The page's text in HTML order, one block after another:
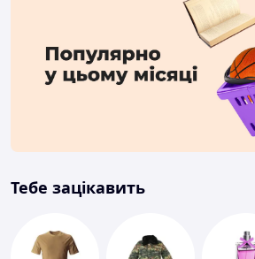
Тебе зацікавить